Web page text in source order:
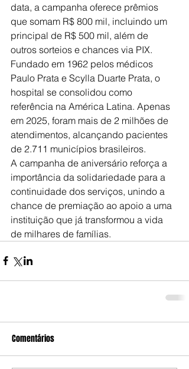
data, a campanha oferece prêmios
que somam R$ 800 mil, incluindo um
principal de R$ 500 mil, além de
outros sorteios e chances via PIX.
Fundado em 1962 pelos médicos
Paulo Prata e Scylla Duarte Prata, o
hospital se consolidou como
referência na América Latina. Apenas
em 2025, foram mais de 2 milhões de
atendimentos, alcançando pacientes
de 2.711 municípios brasileiros.
A campanha de aniversário reforça a
importância da solidariedade para a
continuidade dos serviços, unindo a
chance de premiação ao apoio a uma
instituição que já transformou a vida
de milhares de famílias.
Comentários